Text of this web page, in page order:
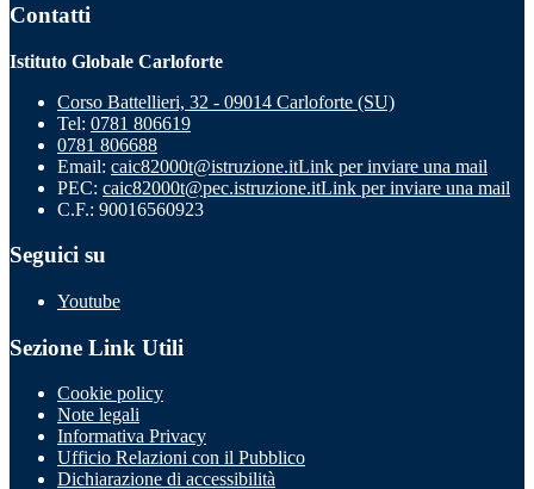
Contatti
Istituto Globale Carloforte
Corso Battellieri, 32 - 09014 Carloforte (SU)
Tel: 0781 806619
0781 806688
Email: caic82000t@istruzione.itLink per inviare una mail
PEC: caic82000t@pec.istruzione.itLink per inviare una mail
C.F.: 90016560923
Seguici su
Youtube
Sezione Link Utili
Cookie policy
Note legali
Informativa Privacy
Ufficio Relazioni con il Pubblico
Dichiarazione di accessibilità